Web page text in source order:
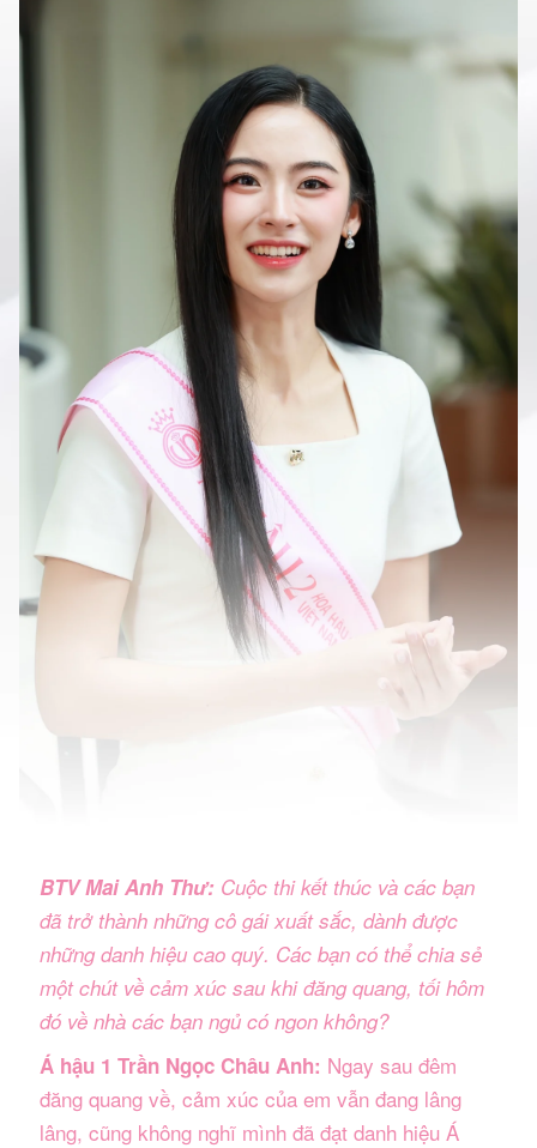
BTV Mai Anh Thư: Cuộc thi kết thúc và các bạn
đã trở thành những cô gái xuất sắc, dành được
những danh hiệu cao quý. Các bạn có thể chia sẻ
một chút về cảm xúc sau khi đăng quang, tối hôm
đó về nhà các bạn ngủ có ngon không?
Á hậu 1 Trần Ngọc Châu Anh: Ngay sau đêm
đăng quang về, cảm xúc của em vẫn đang lâng
lâng, cũng không nghĩ mình đã đạt danh hiệu Á